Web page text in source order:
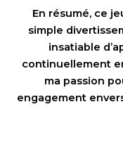
En résumé, ce
simple
insatiable
continuellement
ma passion
engagement